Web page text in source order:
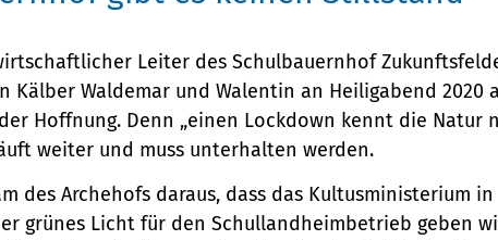
Leiter des Schulbauernhof
Kälber Waldemar und Walentin an Heiligabend 2020
Hoffnung. Denn „einen Lockdown kennt die Natur
weiter und muss unterhalten werden.
des Archehofs daraus, dass das Kultusministerium in
grünes Licht für den Schullandheimbetrieb geben